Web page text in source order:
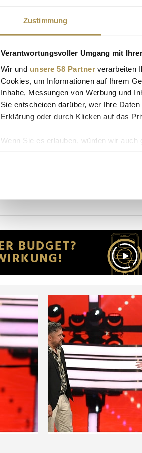
Zustimmung
Verantwortungsvoller Umgang mit
Wir und unsere 58 Partner verarbeiten
Cookies, um Informationen auf Ihrem
Inhalte, Messungen von Werbung und
Sie entscheiden darüber, wer Ihre
Erklärung oder durch Klicken auf das
Wenn Sie es erlauben, würden wir auch
Erfahren Sie mehr darüber, wie Ihre
Wir verwenden Cookies, um Inhalte und
Website an unsere Partner für soziale
möglicherweise mit weiteren Daten
der Dienste gesammelt haben.